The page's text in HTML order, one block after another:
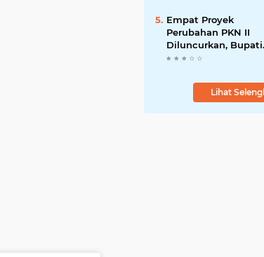
dan Perputaran
Ekonomi Lokal
Empat Proyek
Perubahan PKN II
Diluncurkan, Bupati
Jarot Perkuat Budaya
Kelola
Lihat